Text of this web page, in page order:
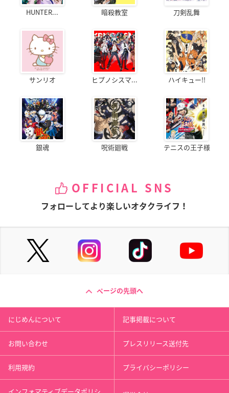
HUNTER... 暗殺教室 刀剣乱舞
サンリオ ヒプノシスマ... ハイキュー!!
銀魂 呪術廻戦 テニスの王子様
OFFICIAL SNS
フォローしてより楽しいオタクライフ！
ページの先頭へ
にじめんについて 記事掲載について
お問い合わせ プレスリリース送付先
利用規約 プライバシーポリシー